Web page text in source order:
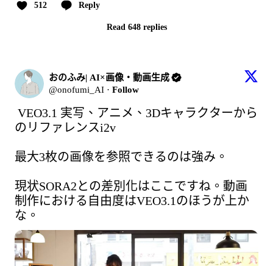
512 Reply
Read 648 replies
おのふみ| AI×画像・動画生成
@onofumi_AI · Follow
VEO3.1 実写、アニメ、3Dキャラクターから
のリファレンスi2v
最大3枚の画像を参照できるのは強み。
現状SORA2との差別化はここですね。動画
制作における自由度はVEO3.1のほうが上か
な。